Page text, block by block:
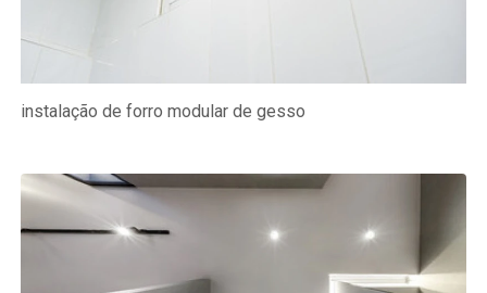
instalação de forro modular de gesso